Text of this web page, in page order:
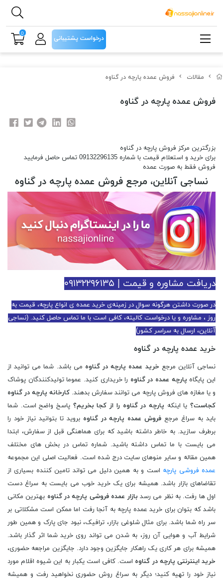
مقالات فروش عمده پارچه در گناوه
فروش عمده پارچه در گناوه
بزرگترین مرکز فروش پارچه در گناوه
برای خرید و استعلام قیمت با شماره 09132296135 تماس حاصل فرمایید
فروش فقط به صورت عمده
نساجی آنلاین، مرجع فروش عمده پارچه در گناوه
دریافت مشاوره و قیمت | ۰۹۱۳۲۲۹۶۱۳۵
در صورت داشتن هرگونه سوال در زمینه‌ی خرید عمده ی انواع پارچه، قیمت به
روز ، مشاوره و یا درخواست کالیته، کافی است با ما تماس حاصل کنید. (نساجی
آنلاین، ارسال به سراسر کشور)
خرید عمده پارچه در گناوه
نساجی آنلاین مرجع خرید عمده پارچه در گناوه می باشد. شما می توانید از
این پایگاه پارچه عمده در گناوه را خریداری کنید. عموما تولیدکنندگان پوشاک
و یا مغازه های فروش پارچه می توانند سفارش بدهند. کارخانه پارچه در گناوه
کجاست؟یا اینکه پارچه در گناوه را از کجا بخریم؟ پاسخ واضح است. شما
باید به سراغ مرجع فروش عمده پارچه در گناوه بروید تا بتوانید نیاز خود را
برطرف سازید. به خاطر داشته باشید که برای هماهنگی قبل از سفارش، ابتدا
می بایست با ما تماس داشته باشید. شماره تماس در بخش های مختلف
همین مقاله و سایر منوهای سایت درج شده است. فعالیت اصلی این مجموعه
عمده فروشی پارچه است و به همین دلیل می تواند تامین کننده بسیاری از
تقاضاهای بازار باشد. همیشه برای یک خرید خوب می بایست به سراغ دست
اول ها رفت. به نظر می رسد بازار عمده فروشی پارچه در گناوه بهترین مکانی
باشد که بتوان برای خرید عمده پارچه به آنجا رفت اما ممکن است مشکلاتی بر
سر راه شما باشد. برای مثال شلوغی بازار، ترافیک، نبود جای پارک و همین طور
شرایط آب و هوایی آن روز، به شدن می تواند روی خرید شما اثر گذار باشد.
همیشه برای هر کاری یک راهکار جایگزین وجود دارد. جایگزین مراجعه حضوری،
خرید اینترنتی پارچه در گناوه است. کافی است یکبار به این شیوه اقلام مورد
نیاز خود را تهیه کنید؛ دیگر به سراغ روش حضوری نخواهید رفت و همیشه
درخواست پشتیبانی
0